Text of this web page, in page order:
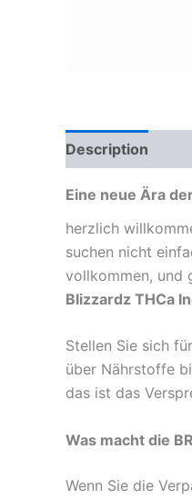
Description
Eine neue Ära
herzlich
suchen nicht
vollkommen, und
Blizzardz THCa
Stellen Sie sich
über Nährstoffe
das ist das
Was macht die
Wenn Sie die